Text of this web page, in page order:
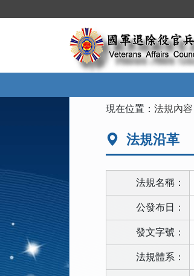
到
現在位置：法規內容
法規沿革
法規名稱：
公發布日：
發文字號：
法規體系：